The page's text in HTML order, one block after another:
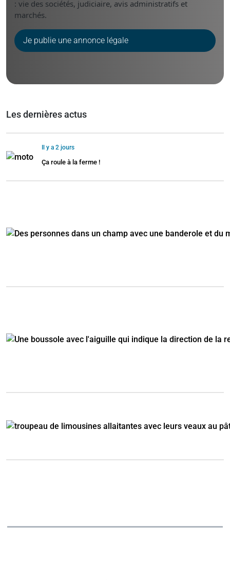
: vie des sociétés, judiciaire, avis administratifs et
marchés.
Je publie une annonce légale
Les dernières actus
Il y a 2 jours
Ça roule à la ferme !